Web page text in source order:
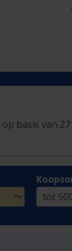
op basis van